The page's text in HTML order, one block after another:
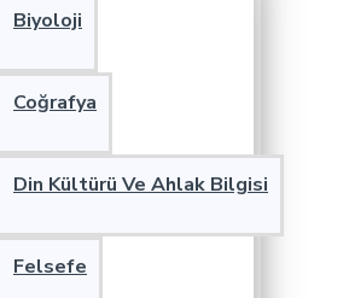
Biyoloji
Coğrafya
Din Kültürü Ve Ahlak Bilgisi
Felsefe